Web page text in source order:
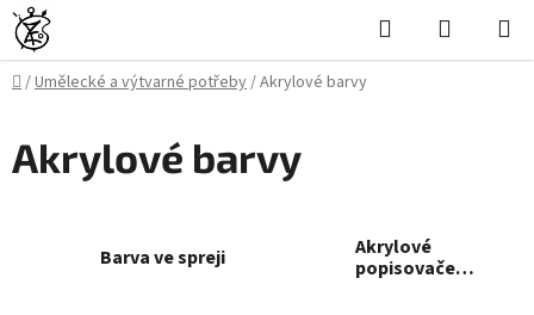
Přejít
na
obsah
Hledat
KOŠÍK
Domů
/Umělecké a výtvarné potřeby/Akrylové barvy
Akrylové barvy
Barva ve spreji
Akrylové
popisovače